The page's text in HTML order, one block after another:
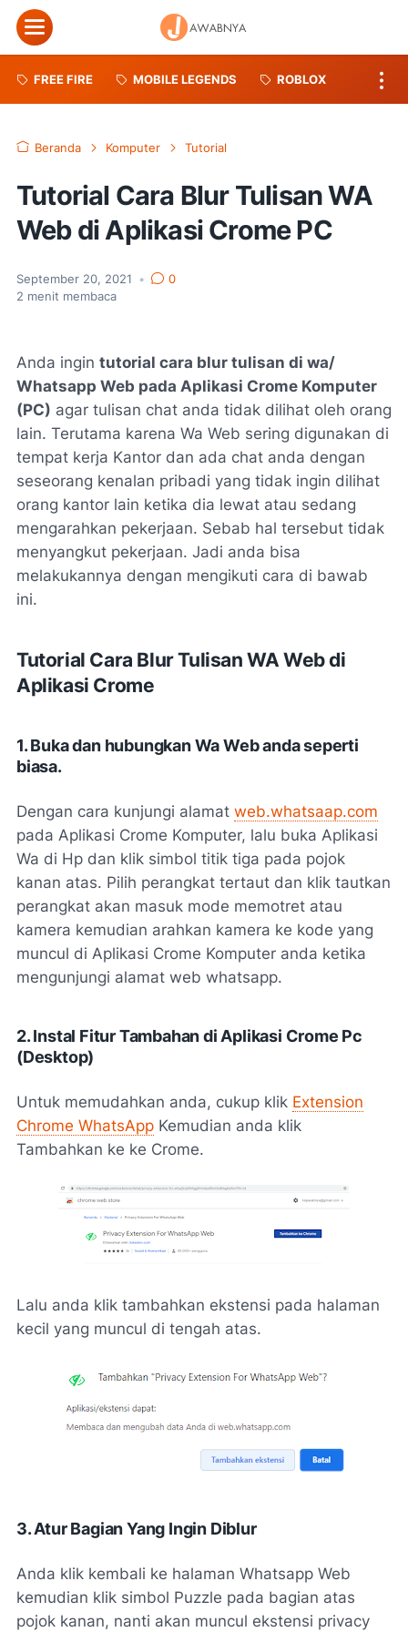
Menu
FREE FIRE MOBILE LEGENDS ROBLOX
Beranda Komputer Tutorial
Tutorial Cara Blur Tulisan WA
Web di Aplikasi Crome PC
September 20, 2021 •
0
2 menit membaca
Anda ingin tutorial cara blur tulisan di wa/
Whatsapp Web pada Aplikasi Crome Komputer
(PC) agar tulisan chat anda tidak dilihat oleh orang
lain. Terutama karena Wa Web sering digunakan di
tempat kerja Kantor dan ada chat anda dengan
seseorang kenalan pribadi yang tidak ingin dilihat
orang kantor lain ketika dia lewat atau sedang
mengarahkan pekerjaan. Sebab hal tersebut tidak
menyangkut pekerjaan. Jadi anda bisa
melakukannya dengan mengikuti cara di bawab
ini.
Tutorial Cara Blur Tulisan WA Web di
Aplikasi Crome
1. Buka dan hubungkan Wa Web anda seperti
biasa.
Dengan cara kunjungi alamat web.whatsaap.com
pada Aplikasi Crome Komputer, lalu buka Aplikasi
Wa di Hp dan klik simbol titik tiga pada pojok
kanan atas. Pilih perangkat tertaut dan klik tautkan
perangkat akan masuk mode memotret atau
kamera kemudian arahkan kamera ke kode yang
muncul di Aplikasi Crome Komputer anda ketika
mengunjungi alamat web whatsapp.
2. Instal Fitur Tambahan di Aplikasi Crome Pc
(Desktop)
Untuk memudahkan anda, cukup klik Extension
Chrome WhatsApp Kemudian anda klik
Tambahkan ke ke Crome.
Lalu anda klik tambahkan ekstensi pada halaman
kecil yang muncul di tengah atas.
3. Atur Bagian Yang Ingin Diblur
Anda klik kembali ke halaman Whatsapp Web
kemudian klik simbol Puzzle pada bagian atas
pojok kanan, nanti akan muncul ekstensi privacy